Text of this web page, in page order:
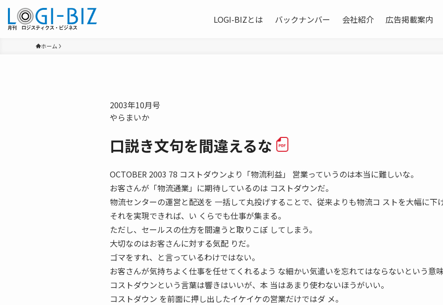
LOGI-BIZとは バックナンバー 会社紹介 広告掲載案内
ホーム
2003年10月号
やらまいか
口説き文句を間違えるな
OCTOBER 2003 78 コストダウンより「物流利益」 営業っていうのは本当に難しいな。
お客さんが「物流通業」に期待しているのは コストダウンだ。
物流センターの運営と配送を 一括して丸投げすることで、従来よりも物流コ ストを大幅に下
それを実現できれば、い くらでも仕事が集まる。
ただし、セールスの仕方を間違うと取りこぼ してしまう。
大切なのはお客さんに対する気配 りだ。
ゴマをすれ、と言っているわけではない。
お客さんが気持ちよく仕事を任せてくれるよう な細かい気遣いを忘れてはならないという意味
コストダウンという言葉は響きはいいが、本 当はあまり使わないほうがいい。
コストダウン を前面に押し出したイケイケの営業だけではダ メ。